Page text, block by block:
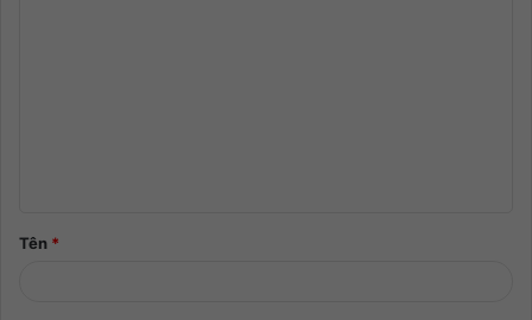
Tên *